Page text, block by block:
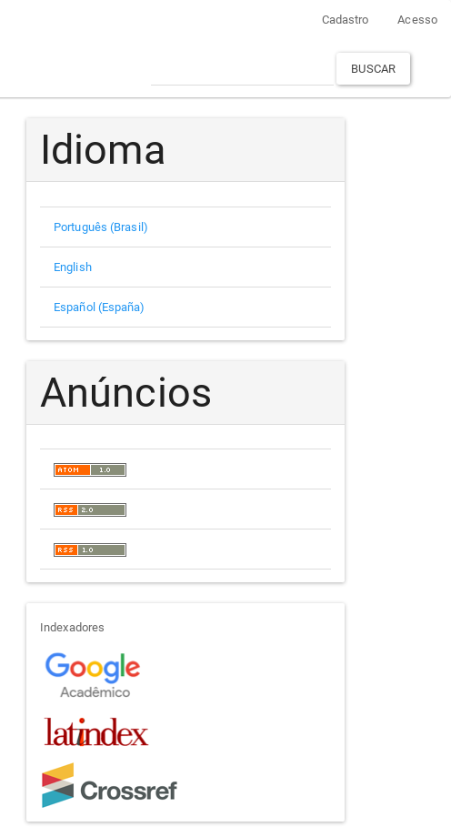
Cadastro Acesso
BUSCAR
Idioma
Português (Brasil)
English
Español (España)
Anúncios
indexadores
Indexadores